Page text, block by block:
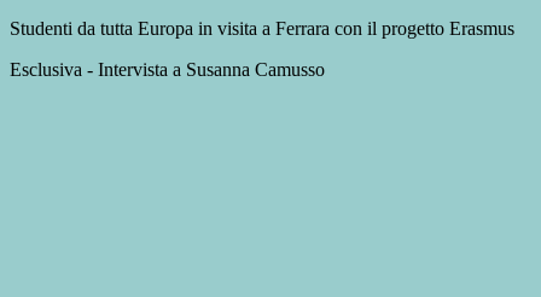
Studenti da tutta Europa in visita a Ferrara con il progetto Erasmus
Esclusiva - Intervista a Susanna Camusso